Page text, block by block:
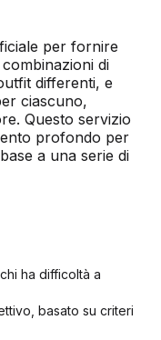
per fornire
di
differenti, e
ciascuno,
Questo servizio
profondo per
a una serie di
ha difficoltà a
basato su criteri